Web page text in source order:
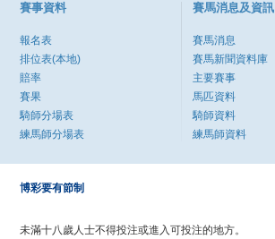
賽事資料
報名表
排位表(本地)
賠率
賽果
騎師分場表
練馬師分場表
賽馬消息及資訊
賽馬消息
賽馬新聞資料庫
主要賽事
馬匹資料
騎師資料
練馬師資料
博彩要有節制
未滿十八歲人士不得投注或進入可投注的地方。